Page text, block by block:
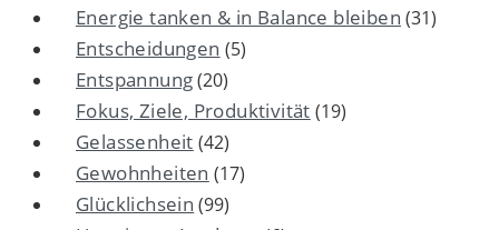
Energie tanken & in Balance bleiben (31)
Entscheidungen (5)
Entspannung(20)
Fokus, Ziele, Produktivität (19)
Gelassenheit (42)
Gewohnheiten (17)
Glücklichsein (99)